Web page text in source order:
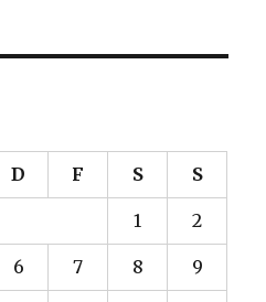
D F S S
1 2
6 7 8 9